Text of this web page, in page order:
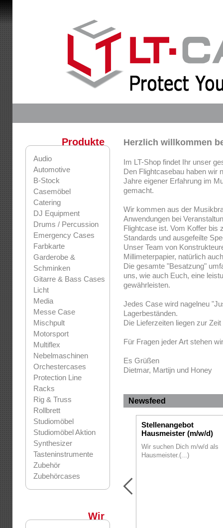
Produkte
Audio
Automotive
B-Stock
Casemöbel
Catering
DJ Equipment
Drums / Percussion
Emergency Cases
Farbkarte
Garderobe &
Schminken
Gitarre & Bass Cases
Licht
Media
Messe Case
Mischpult
Motorsport
Multiflex
Nebelmaschinen
Orchestercases
Protection Line
Racks
Rig & Truss
Rollbrett
Studiomöbel
Studiomöbel Aktion
Synthesizer
Tasteninstrumente
Zubehör
Zubehörcases
Wir
Herzlich willkommen
Im LT-Shop findet Ihr unser
Den Flightcasebau haben wir
Jahre eigener Erfahrung im
gemacht.
Wir kommen aus der
Anwendungen bei
Flightcase ist. Vom Koffer bis
Standards und ausgefeilte
Unser Team von
Millimeterpapier, natürlich
Die gesamte "Besatzung"
uns, wie auch Euch, eine
gewährleisten.
Jedes Case wird nagelneu
Lagerbeständen.
Die Lieferzeiten liegen zur
Für Fragen jeder Art stehen
Es Grüßen
Dietmar, Martijn und Honey
Newsfeed
Stellenangebot
Hausmeister (m/w/d)
Wir suchen Dich m/w/d als
Hausmeister.(...)